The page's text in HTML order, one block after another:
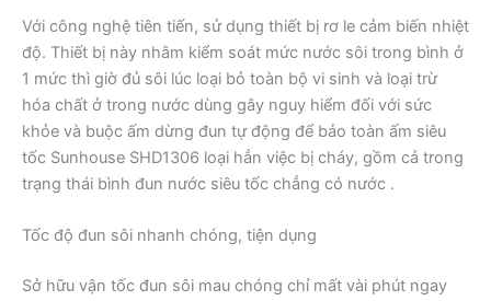
Với công nghệ tiên tiến, sử dụng thiết bị rơ le cảm biến nhiệt
độ. Thiết bị này nhằm kiểm soát mức nước sôi trong bình ở
1 mức thì giờ đủ sôi lúc loại bỏ toàn bộ vi sinh và loại trừ
hóa chất ở trong nước dùng gây nguy hiểm đối với sức
khỏe và buộc ấm dừng đun tự động để bảo toàn ấm siêu
tốc Sunhouse SHD1306 loại hẳn việc bị cháy, gồm cả trong
trạng thái bình đun nước siêu tốc chẳng có nước .
Tốc độ đun sôi nhanh chóng, tiện dụng
Sở hữu vận tốc đun sôi mau chóng chỉ mất vài phút ngay